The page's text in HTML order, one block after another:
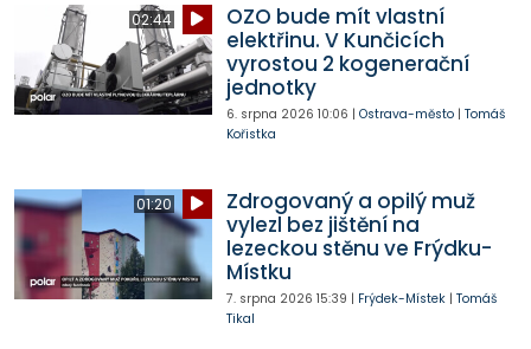
02:44
OZO bude mít vlastní
elektřinu. V Kunčicích
vyrostou 2 kogenerační
jednotky
6. srpna 2026 10:06 | Ostrava-město| Tomáš
Kořistka
01:20
Zdrogovaný a opilý muž
vylezl bez jištění na
lezeckou stěnu ve Frýdku-
Místku
7. srpna 2026 15:39 | Frýdek-Místek| Tomáš
Tikal